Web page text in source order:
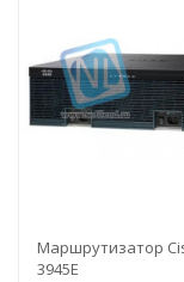
Маршрутизатор
3945E